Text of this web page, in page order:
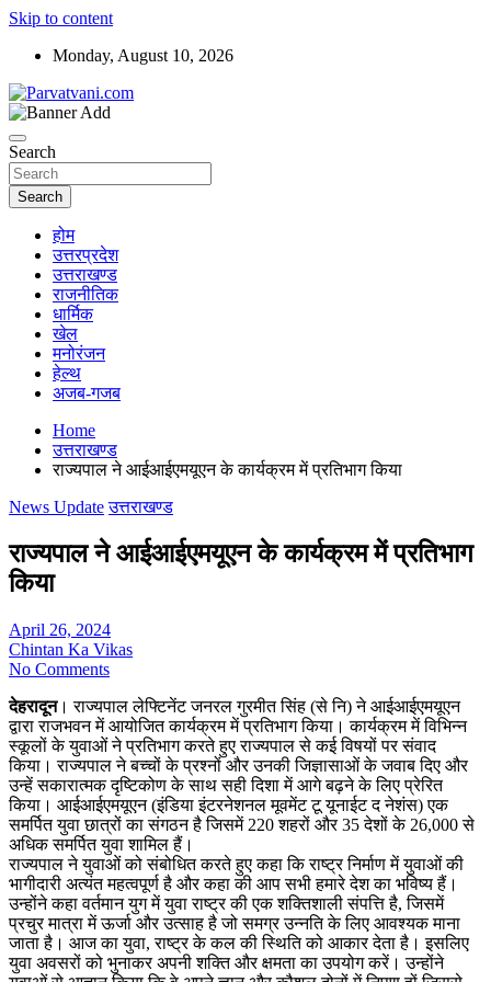
Skip to content
Monday, August 10, 2026
Parvatvani.com
Search
Search
होम
उत्तरप्रदेश
उत्तराखण्ड
राजनीतिक
धार्मिक
खेल
मनोरंजन
हेल्थ
अजब-गजब
Home
उत्तराखण्ड
राज्यपाल ने आईआईएमयूएन के कार्यक्रम में प्रतिभाग किया
News Update उत्तराखण्ड
राज्यपाल ने आईआईएमयूएन के कार्यक्रम में प्रतिभाग
किया
April 26, 2024
Chintan Ka Vikas
No Comments
देहरादून। राज्यपाल लेफ्टिनेंट जनरल गुरमीत सिंह (से नि) ने आईआईएमयूएन
द्वारा राजभवन में आयोजित कार्यक्रम में प्रतिभाग किया। कार्यक्रम में विभिन्न
स्कूलों के युवाओं ने प्रतिभाग करते हुए राज्यपाल से कई विषयों पर संवाद
किया। राज्यपाल ने बच्चों के प्रश्नों और उनकी जिज्ञासाओं के जवाब दिए और
उन्हें सकारात्मक दृष्टिकोण के साथ सही दिशा में आगे बढ़ने के लिए प्रेरित
किया। आईआईएमयूएन (इंडिया इंटरनेशनल मूवमेंट टू यूनाईट द नेशंस) एक
समर्पित युवा छात्रों का संगठन है जिसमें 220 शहरों और 35 देशों के 26,000 से
अधिक समर्पित युवा शामिल हैं।
राज्यपाल ने युवाओं को संबोधित करते हुए कहा कि राष्ट्र निर्माण में युवाओं की
भागीदारी अत्यंत महत्वपूर्ण है और कहा की आप सभी हमारे देश का भविष्य हैं।
उन्होंने कहा वर्तमान युग में युवा राष्ट्र की एक शक्तिशाली संपत्ति है, जिसमें
प्रचुर मात्रा में ऊर्जा और उत्साह है जो समग्र उन्नति के लिए आवश्यक माना
जाता है। आज का युवा, राष्ट्र के कल की स्थिति को आकार देता है। इसलिए
युवा अवसरों को भुनाकर अपनी शक्ति और क्षमता का उपयोग करें। उन्होंने